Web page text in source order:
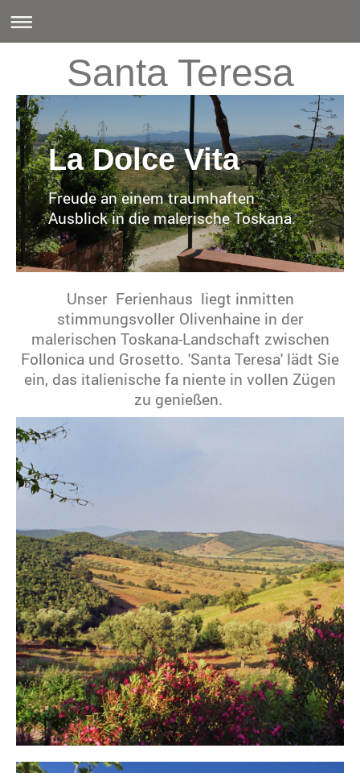
Santa Teresa
La Dolce Vita
Freude an einem traumhaften
Ausblick in die malerische Toskana.
Unser Ferienhaus liegt inmitten
stimmungsvoller Olivenhaine in der
malerischen Toskana-Landschaft zwischen
Follonica und Grosetto. 'Santa Teresa' lädt Sie
ein, das italienische fa niente in vollen Zügen
zu genießen.